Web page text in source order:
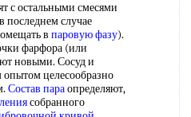
остальными смесями
последнем случае
в паровую фазу).
фарфора (или
новыми. Сосуд и
целесообразно
Состав параопределяют,
собранного